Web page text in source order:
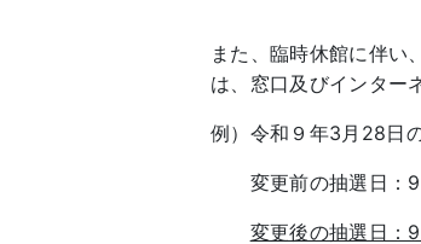
また、臨時休館に伴い
は、窓口及びインター
例）令和９年3月28日
変更前の抽選日：9
変更後の抽選日：